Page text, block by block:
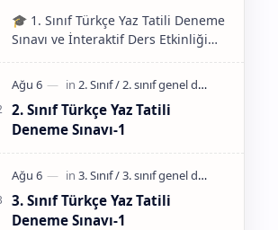
🎓 1. Sınıf Türkçe Yaz Tatili Deneme
Sınavı ve İnteraktif Ders Etkinliği
2. Sınıf Türkçe Yaz Tatili
Deneme Sınavı-1
3. Sınıf Türkçe Yaz Tatili
Deneme Sınavı-1